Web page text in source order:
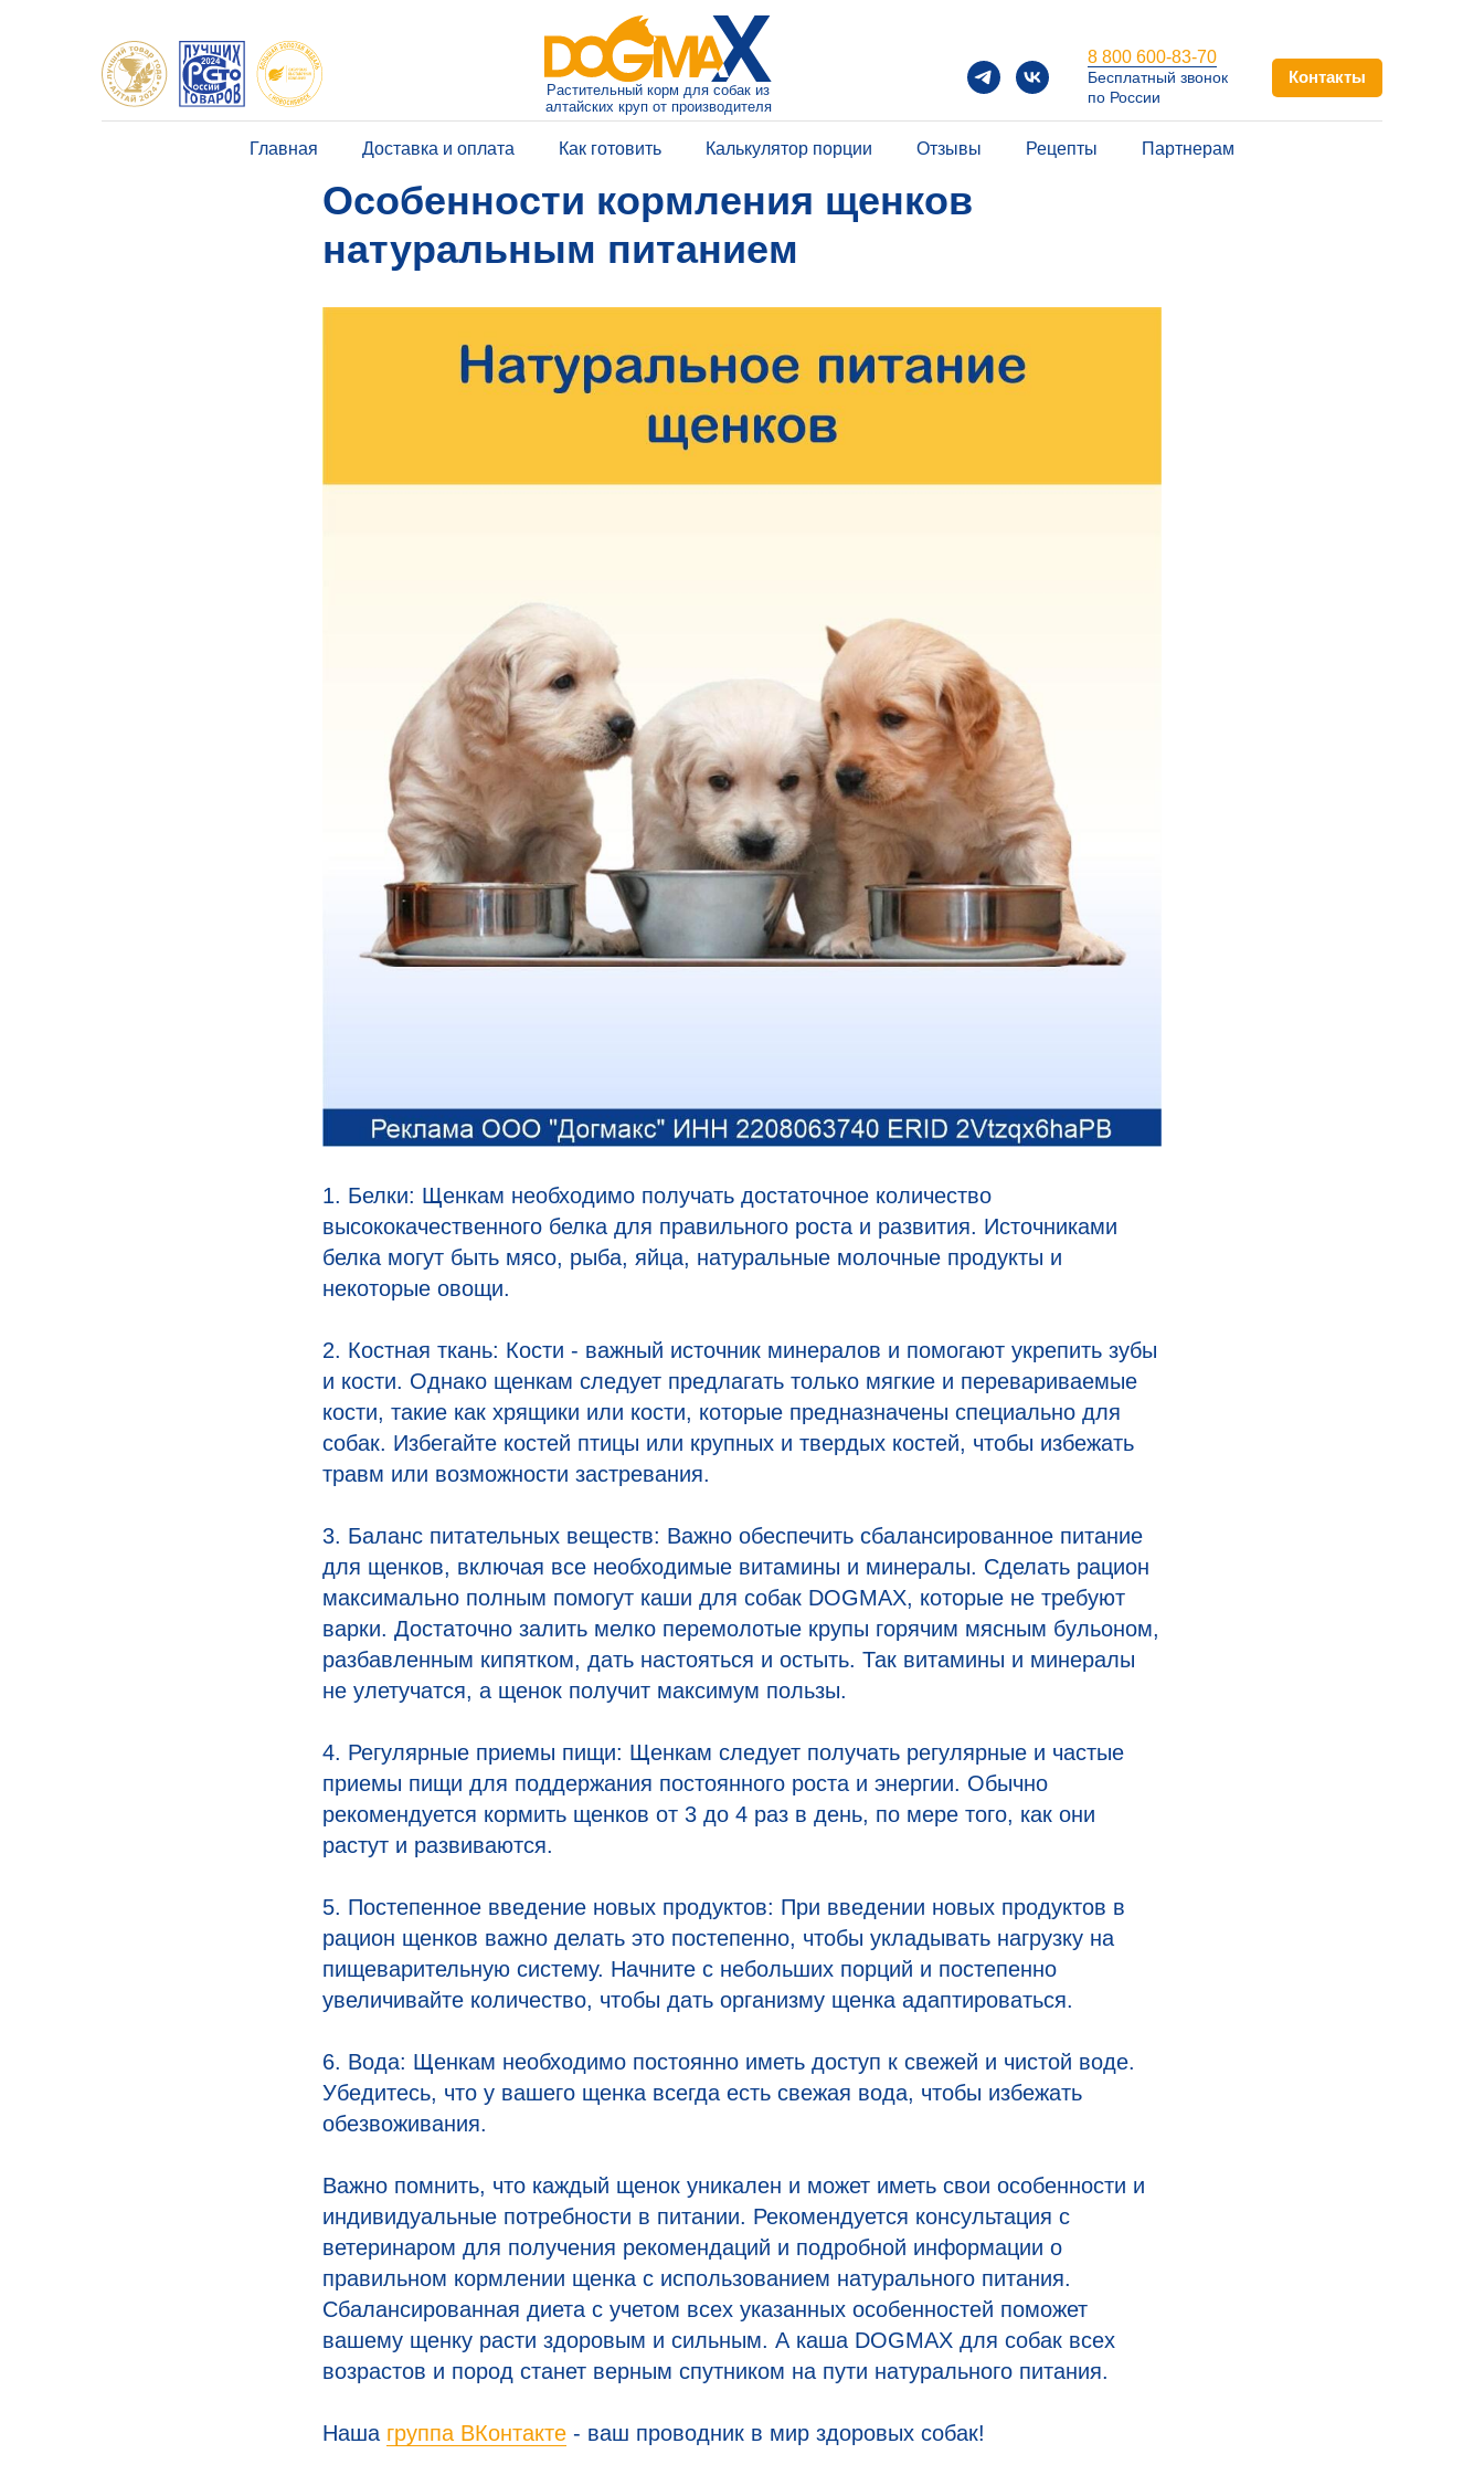
Растительный корм для собак из
алтайских круп от производителя
8 800 600-83-70
Бесплатный звонок
по России
Контакты
Главная Доставка и оплата Как готовить Калькулятор порции Отзывы Рецепты Партнерам
Особенности кормления щенков
натуральным питанием
1. Белки: Щенкам необходимо получать достаточное количество
высококачественного белка для правильного роста и развития. Источниками
белка могут быть мясо, рыба, яйца, натуральные молочные продукты и
некоторые овощи.
2. Костная ткань: Кости - важный источник минералов и помогают укрепить зубы
и кости. Однако щенкам следует предлагать только мягкие и перевариваемые
кости, такие как хрящики или кости, которые предназначены специально для
собак. Избегайте костей птицы или крупных и твердых костей, чтобы избежать
травм или возможности застревания.
3. Баланс питательных веществ: Важно обеспечить сбалансированное питание
для щенков, включая все необходимые витамины и минералы. Сделать рацион
максимально полным помогут каши для собак DOGMAX, которые не требуют
варки. Достаточно залить мелко перемолотые крупы горячим мясным бульоном,
разбавленным кипятком, дать настояться и остыть. Так витамины и минералы
не улетучатся, а щенок получит максимум пользы.
4. Регулярные приемы пищи: Щенкам следует получать регулярные и частые
приемы пищи для поддержания постоянного роста и энергии. Обычно
рекомендуется кормить щенков от 3 до 4 раз в день, по мере того, как они
растут и развиваются.
5. Постепенное введение новых продуктов: При введении новых продуктов в
рацион щенков важно делать это постепенно, чтобы укладывать нагрузку на
пищеварительную систему. Начните с небольших порций и постепенно
увеличивайте количество, чтобы дать организму щенка адаптироваться.
6. Вода: Щенкам необходимо постоянно иметь доступ к свежей и чистой воде.
Убедитесь, что у вашего щенка всегда есть свежая вода, чтобы избежать
обезвоживания.
Важно помнить, что каждый щенок уникален и может иметь свои особенности и
индивидуальные потребности в питании. Рекомендуется консультация с
ветеринаром для получения рекомендаций и подробной информации о
правильном кормлении щенка с использованием натурального питания.
Сбалансированная диета с учетом всех указанных особенностей поможет
вашему щенку расти здоровым и сильным. А каша DOGMAX для собак всех
возрастов и пород станет верным спутником на пути натурального питания.
Наша группа ВКонтакте - ваш проводник в мир здоровых собак!